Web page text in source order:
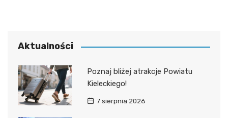
Aktualności
Poznaj bliżej atrakcje Powiatu
Kieleckiego!
7 sierpnia 2026